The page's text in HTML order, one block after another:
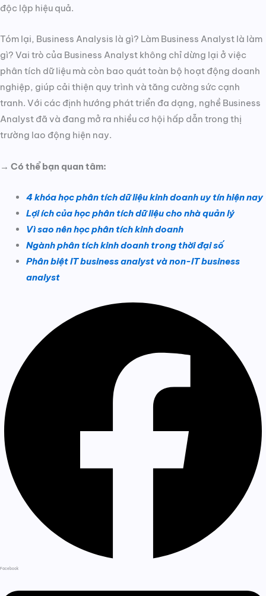
độc lập hiệu quả.
Tóm lại, Business Analysis là gì? Làm Business Analyst là làm
gì? Vai trò của Business Analyst không chỉ dừng lại ở việc
phân tích dữ liệu mà còn bao quát toàn bộ hoạt động doanh
nghiệp, giúp cải thiện quy trình và tăng cường sức cạnh
tranh. Với các định hướng phát triển đa dạng, nghề Business
Analyst đã và đang mở ra nhiều cơ hội hấp dẫn trong thị
trường lao động hiện nay.
→ Có thể bạn quan tâm:
4 khóa học phân tích dữ liệu kinh doanh uy tín hiện nay
Lợi ích của học phân tích dữ liệu cho nhà quản lý
Vì sao nên học phân tích kinh doanh
Ngành phân tích kinh doanh trong thời đại số
Phân biệt IT business analyst và non-IT business
analyst
Facebook